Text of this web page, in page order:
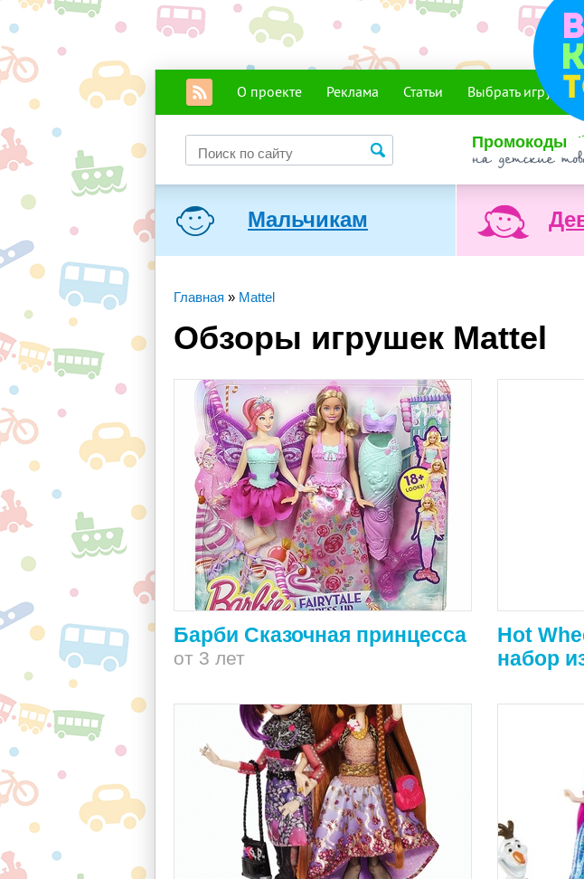
О проекте Реклама Статьи Выбрать игрушку
Промокоды
Мальчикам
Главная » Mattel
Обзоры игрушек Mattel
Барби Сказочная принцесса
от 3 лет
Hot
набор